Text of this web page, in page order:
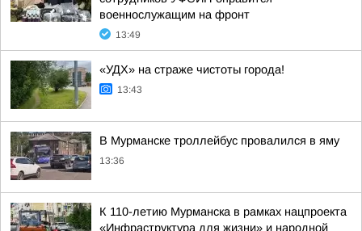
военнослужащим на фронт
13:49
«УДХ» на страже чистоты города!
13:43
В Мурманске троллейбус провалился в яму
13:36
К 110-летию Мурманска в рамках нацпроекта
«Инфраструктура для жизни» и народной